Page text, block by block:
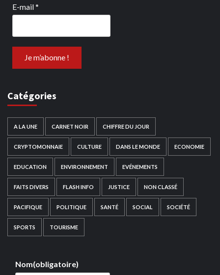
E-mail*
Catégories
A LA UNE CARNET NOIR CHIFFRE DU JOUR
CRYPTOMONNAIE CULTURE DANS LE MONDE ECONOMIE
EDUCATION ENVIRONNEMENT EVÉNEMENTS
FAITS DIVERS FLASH INFO JUSTICE NON CLASSÉ
PACIFIQUE POLITIQUE SANTÉ SOCIAL SOCIÉTÉ
SPORTS TOURISME
Nom(obligatoire)